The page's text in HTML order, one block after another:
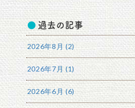
過去の記事
2026年8月 (2)
2026年7月 (1)
2026年6月 (6)